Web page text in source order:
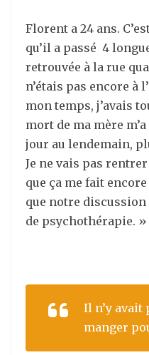
Florent a 24 ans.
qu’il a passé 4
retrouvée à la rue
n’étais pas encore à
mon temps, j’avais
mort de ma mère
jour au lendemain,
Je ne vais pas
que ça me fait
que notre
de psychothérapie. »
Il n’y avait
manger